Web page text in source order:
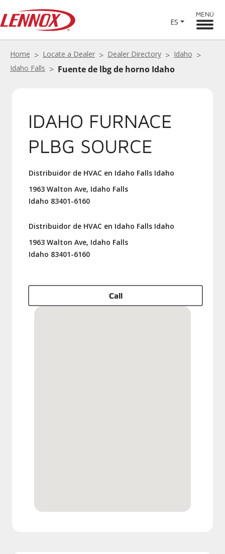
ES
MENÚ
Home Locate a Dealer Dealer Directory
Idaho
Idaho Falls
Fuente de lbg de horno Idaho
IDAHO FURNACE
PLBG SOURCE
Distribuidor de HVAC en Idaho Falls Idaho
1963 Walton Ave, Idaho Falls
Idaho 83401-6160
Distribuidor de HVAC en Idaho Falls Idaho
1963 Walton Ave, Idaho Falls
Idaho 83401-6160
Call